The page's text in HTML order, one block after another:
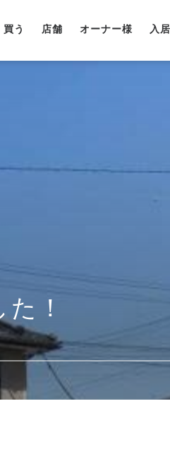
買う 店舗 オーナー様 入
！